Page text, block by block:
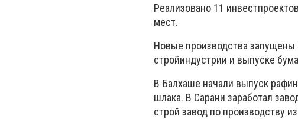
Реализовано 11
мест.
Новые производства
стройиндустрии и выпуске
В Балхаше начали выпуск
шлака. В Сарани заработал
строй завод по производству